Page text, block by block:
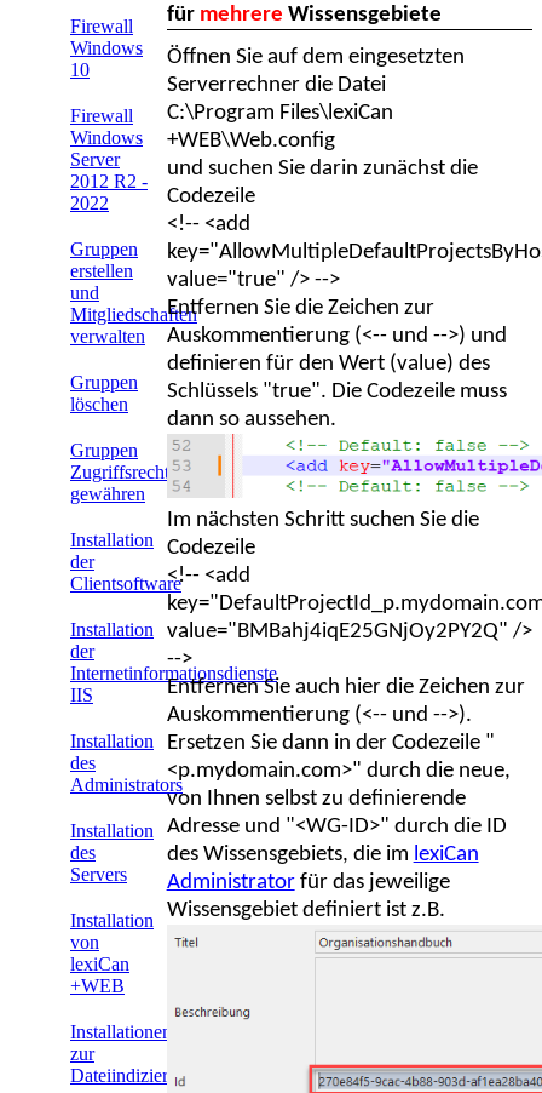
Firewall
Windows
10
Firewall
Windows
Server
2012 R2 -
2022
Gruppen
erstellen
und
Mitgliedschaften
verwalten
Gruppen
löschen
Gruppen
Zugriffsrechte
gewähren
Installation
der
Clientsoftware
Installation
der
Internetinformationsdienste
IIS
Installation
des
Administrators
Installation
des
Servers
Installation
von
lexiCan
+WEB
Installationen
zur
Dateiindizierung
für mehrere Wissensgebiete
Öffnen Sie auf dem eingesetzten
Serverrechner die Datei
C:\Program Files\lexiCan
+WEB\Web.config
und suchen Sie darin zunächst die
Codezeile
<!-- <add
value="true" /> -->
Entfernen Sie die Zeichen zur
Auskommentierung (<-- und -->) und
definieren für den Wert (value) des
Schlüssels "true". Die Codezeile muss
dann so aussehen.
Im nächsten Schritt suchen Sie die
Codezeile
<!-- <add
value="BMBahj4iqE25GNjOy2PY2Q" />
-->
Entfernen Sie auch hier die Zeichen zur
Auskommentierung (<-- und -->).
Ersetzen Sie dann in der Codezeile "
<p.mydomain.com>" durch die neue,
von Ihnen selbst zu definierende
Adresse und "<WG-ID>" durch die ID
des Wissensgebiets, die im lexiCan
Administratorfür das jeweilige
Wissensgebiet definiert ist z.B.